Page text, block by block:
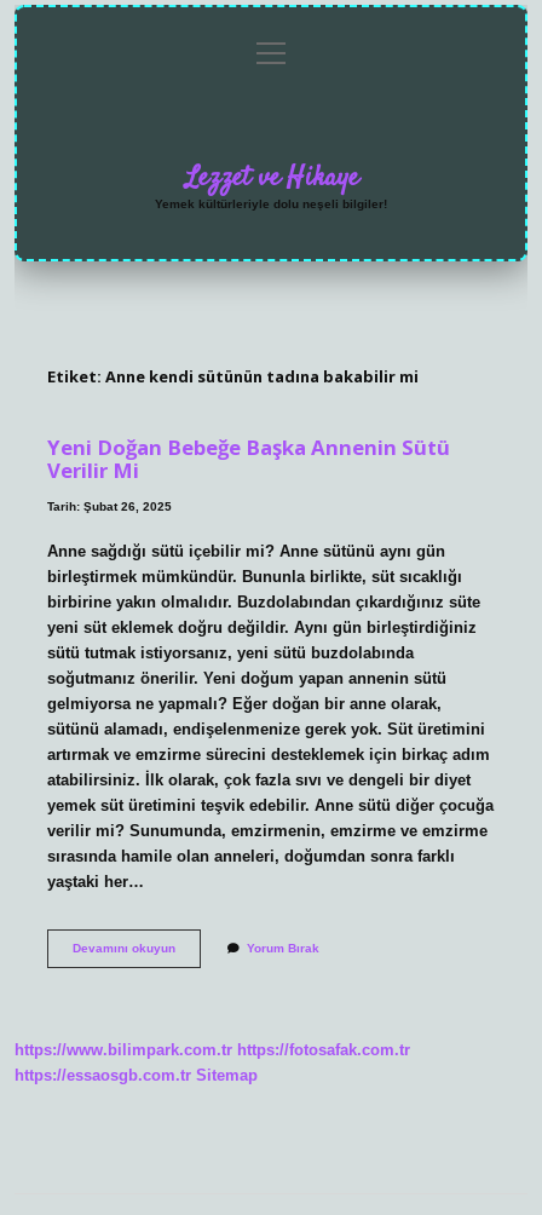
menüyü
aç
Lezzet ve Hikaye
Yemek kültürleriyle dolu neşeli bilgiler!
Etiket: Anne kendi sütünün tadına bakabilir mi
Yeni Doğan Bebeğe Başka Annenin Sütü
Verilir Mi
Tarih: Şubat 26, 2025
Anne sağdığı sütü içebilir mi? Anne sütünü aynı gün
birleştirmek mümkündür. Bununla birlikte, süt sıcaklığı
birbirine yakın olmalıdır. Buzdolabından çıkardığınız süte
yeni süt eklemek doğru değildir. Aynı gün birleştirdiğiniz
sütü tutmak istiyorsanız, yeni sütü buzdolabında
soğutmanız önerilir. Yeni doğum yapan annenin sütü
gelmiyorsa ne yapmalı? Eğer doğan bir anne olarak,
sütünü alamadı, endişelenmenize gerek yok. Süt üretimini
artırmak ve emzirme sürecini desteklemek için birkaç adım
atabilirsiniz. İlk olarak, çok fazla sıvı ve dengeli bir diyet
yemek süt üretimini teşvik edebilir. Anne sütü diğer çocuğa
verilir mi? Sunumunda, emzirmenin, emzirme ve emzirme
sırasında hamile olan anneleri, doğumdan sonra farklı
yaştaki her…
Devamını okuyunYeni
Verilir
Yorum Bırak
https://www.bilimpark.com.tr https://fotosafak.com.tr
https://essaosgb.com.tr Sitemap